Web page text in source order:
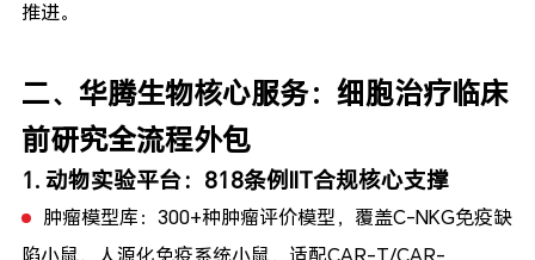
推进。
二、华腾生物核心服务：细胞治疗临床
前研究全流程外包
1. 动物实验平台：818条例IIT合规核心支撑
肿瘤模型库：300+种肿瘤评价模型，覆盖C-NKG免疫缺
陷小鼠、人源化免疫系统小鼠，适配CAR-T/CAR-